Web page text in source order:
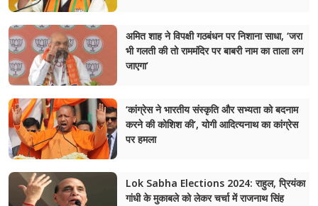
अमित शाह ने विपक्षी गठबंधन पर निशाना साधा, ‘जरा
भी गलती की तो राममंदिर पर बाबरी नाम का ताला लग
जाएगा’
‘कांग्रेस ने भारतीय संस्कृति और सभ्यता को बदनाम
करने की कोशिश की’, योगी आदित्यनाथ का कांग्रेस
पर हमला
Lok Sabha Elections 2024: राहुल, प्रियंका
गांधी के मुकाबले को लेकर चर्चा में राजनाथ सिंह